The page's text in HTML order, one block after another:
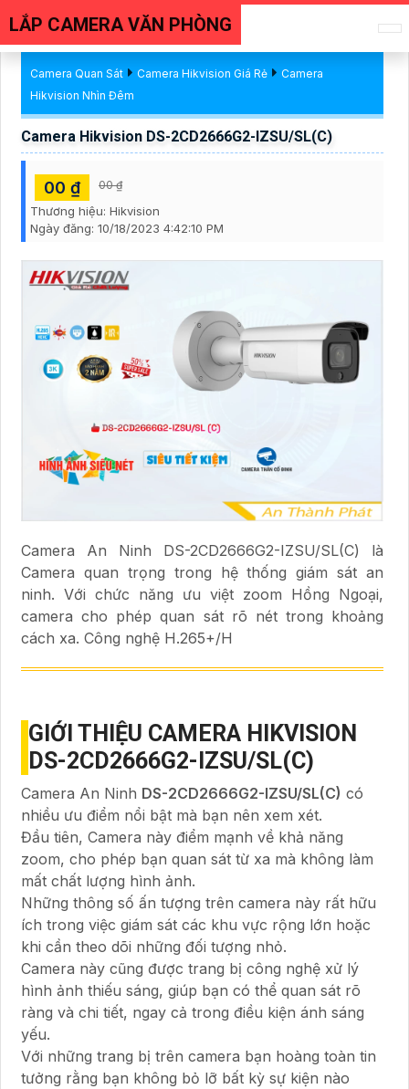
LẮP CAMERA VĂN PHÒNG
Camera Quan Sát Camera Hikvision Giá Rẻ
Camera
Hikvision Nhìn Đêm
Camera Hikvision DS-2CD2666G2-IZSU/SL(C)
00 ₫ 00 ₫
Thương hiệu: Hikvision
Ngày đăng: 10/18/2023 4:42:10 PM
Camera An Ninh DS-2CD2666G2-IZSU/SL(C) là
Camera quan trọng trong hệ thống giám sát an
ninh. Với chức năng ưu việt zoom Hồng Ngoại,
camera cho phép quan sát rõ nét trong khoảng
cách xa. Công nghệ H.265+/H
GIỚI THIỆU CAMERA HIKVISION
DS-2CD2666G2-IZSU/SL(C)
Camera An Ninh DS-2CD2666G2-IZSU/SL(C) có
nhiều ưu điểm nổi bật mà bạn nên xem xét.
Đầu tiên, Camera này điểm mạnh về khả năng
zoom, cho phép bạn quan sát từ xa mà không làm
mất chất lượng hình ảnh.
Những thông số ấn tượng trên camera này rất hữu
ích trong việc giám sát các khu vực rộng lớn hoặc
khi cần theo dõi những đối tượng nhỏ.
Camera này cũng được trang bị công nghệ xử lý
hình ảnh thiếu sáng, giúp bạn có thể quan sát rõ
ràng và chi tiết, ngay cả trong điều kiện ánh sáng
yếu.
Với những trang bị trên camera bạn hoàng toàn tin
tưởng rằng bạn không bỏ lỡ bất kỳ sự kiện nào